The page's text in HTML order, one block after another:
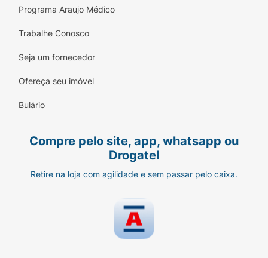
Programa Araujo Médico
Trabalhe Conosco
Seja um fornecedor
Ofereça seu imóvel
Bulário
Compre pelo site, app, whatsapp ou
Drogatel
Retire na loja com agilidade e sem passar pelo caixa.